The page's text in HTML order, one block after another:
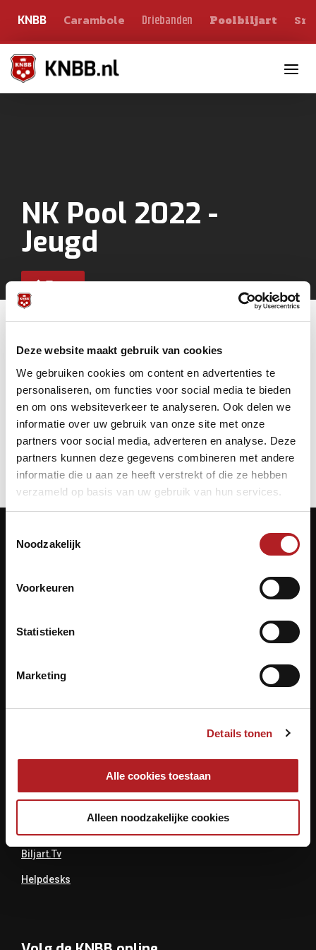
Deze website maakt gebruik van cookies
We gebruiken cookies om content en advertenties te
personaliseren, om functies voor social media te bieden
en om ons websiteverkeer te analyseren. Ook delen we
informatie over uw gebruik van onze site met onze
partners voor social media, adverteren en analyse. Deze
partners kunnen deze gegevens combineren met andere
informatie die u aan ze heeft verstrekt of die ze hebben
verzameld op basis van uw gebruik van hun services.
Noodzakelijk
Voorkeuren
Statistieken
Marketing
Details tonen
Alle cookies toestaan
Alleen noodzakelijke cookies
KNBB Carambole Driebanden Poolbiljart
NK Pool 2022 -
Jeugd
Terug
15 april 2022 - 10:00
Einddatum:
18 april 2022 - 20:00
Mail:info@knbb.nl
Over De KNBB
Biljart.tv
Helpdesks